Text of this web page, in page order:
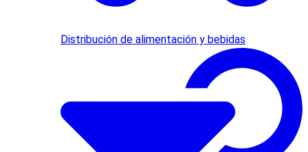
Distribución de alimentación y bebidas